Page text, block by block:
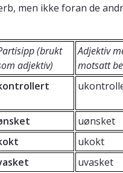
men ikke foran de
(brukt
adjektiv)
Adjektiv
motsatt
uønsket
ukokt
uvasket